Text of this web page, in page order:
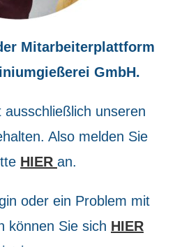
Mitarbeiterplattform
GmbH.
ausschließlich unseren
Also melden Sie
HIER an.
oder ein Problem mit
können Sie sich HIER